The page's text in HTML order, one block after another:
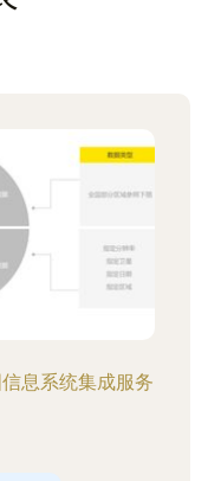
息系统集成服务